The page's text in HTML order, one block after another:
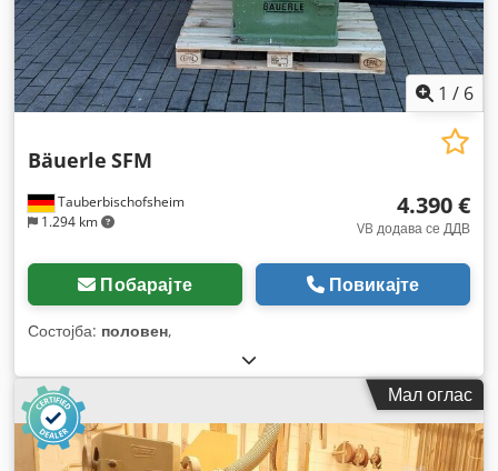
1 / 6
Tauberbischofsheim
1.294 km
Bäuerle SFM
4.390 €
VB додава се ДДВ
Побарајте Повикајте
Состојба: половен,
Мал оглас